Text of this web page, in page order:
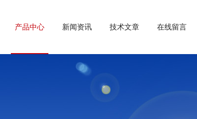
产品中心 新闻资讯 技术文章 在线留言